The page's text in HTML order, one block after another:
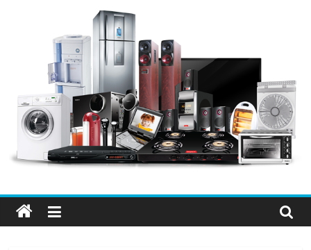
Elektro
OK
–
nejlepší